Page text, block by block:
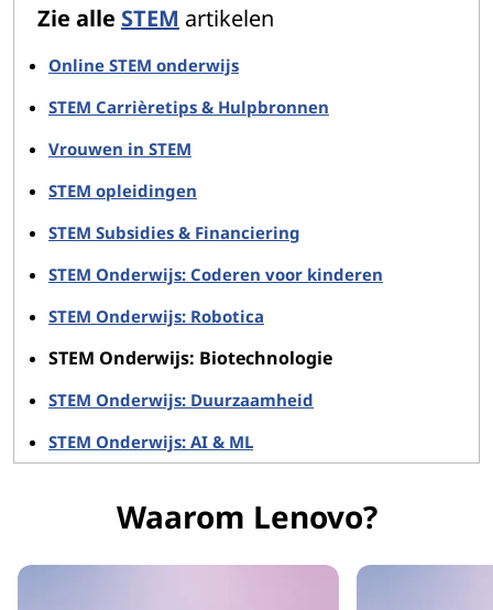
Zie alle STEM artikelen
Online STEM onderwijs
STEM Carrièretips & Hulpbronnen
Vrouwen in STEM
STEM opleidingen
STEM Subsidies & Financiering
STEM Onderwijs: Coderen voor kinderen
STEM Onderwijs: Robotica
STEM Onderwijs: Biotechnologie
STEM Onderwijs: Duurzaamheid
STEM Onderwijs: AI & ML
Waarom Lenovo?